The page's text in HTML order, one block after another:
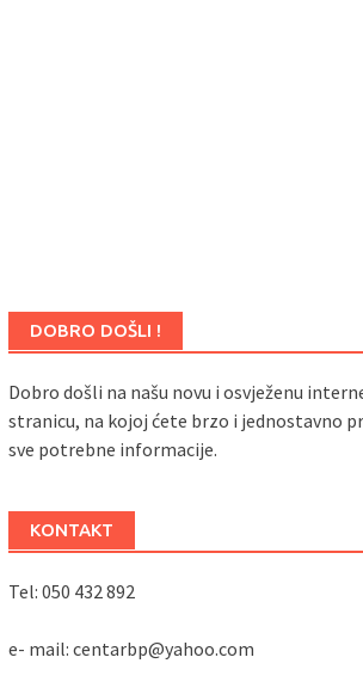
DOBRO DOŠLI !
Dobro došli na našu novu i osvježenu
stranicu, na kojoj ćete brzo i jednostavno
sve potrebne informacije.
KONTAKT
Tel: 050 432 892
e- mail: centarbp@yahoo.com